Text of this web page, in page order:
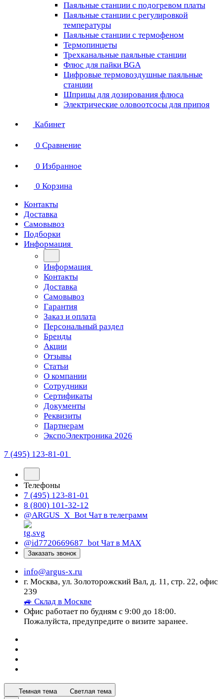
Паяльные станции с подогревом платы
Паяльные станции с регулировкой
температуры
Паяльные станции с термофеном
Термопинцеты
Трехканальные паяльные станции
Флюс для пайки BGA
Цифровые термовоздушные паяльные
станции
Шприцы для дозирования флюса
Электрические оловоотсосы для припоя
Кабинет
0 Сравнение
0 Избранное
0 Корзина
Контакты
Доставка
Самовывоз
Подборки
Информация
Информация
Контакты
Доставка
Самовывоз
Гарантия
Заказ и оплата
Персональный раздел
Бренды
Акции
Отзывы
Статьи
О компании
Сотрудники
Сертификаты
Документы
Реквизиты
Партнерам
ЭкспоЭлектроника 2026
7 (495) 123-81-01
Телефоны
7 (495) 123-81-01
8 (800) 101-32-12
@ARGUS_X_Bot Чат в телеграмм
@id7720669687_bot Чат в МАХ
Заказать звонок
info@argus-x.ru
г. Москва, ул. Золоторожский Вал, д. 11, стр. 22, офис
239
🚙 Склад в Москве
Офис работает по будням с 9:00 до 18:00.
Пожалуйста, предупредите о визите заранее.
Темная тема Светлая тема